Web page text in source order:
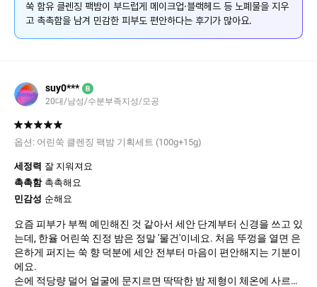
쑥 함유 클렌징 팩밤이 부드럽게 메이크업·블랙헤드 등 노폐물을 지우
고 촉촉함을 남겨 민감한 피부도 편안하다는 후기가 많아요.
suy0*** B
20대/남성/수분부족지성/모공
옵션: 어린쑥 클렌징 팩밤 기획세트 (100g+15g)
세정력 잘 지워져요
촉촉함 촉촉해요
민감성 순해요
요즘 피부가 부쩍 예민해진 것 같아서 세안 단계부터 신경을 쓰고 있
는데, 한율 어린쑥 진정 밤은 정말 '물건'이네요. 처음 뚜껑을 열면 은
은하게 퍼지는 쑥 향 덕분에 세안 전부터 마음이 편안해지는 기분이
에요.
​손에 적당량 덜어 얼굴에 문지르면 딱딱한 밤 제형이 체온에 사르르